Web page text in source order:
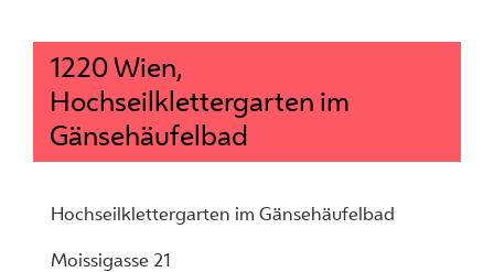
1220 Wien,
Hochseilklettergarten im
Gänsehäufelbad
Hochseilklettergarten im Gänsehäufelbad
Moissigasse 21